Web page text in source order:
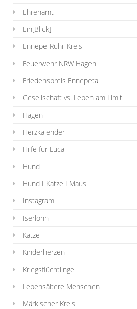
Ehrenamt
Ein[Blick]
Ennepe-Ruhr-Kreis
Feuerwehr NRW Hagen
Friedenspreis Ennepetal
Gesellschaft vs. Leben am Limit
Hagen
Herzkalender
Hilfe für Luca
Hund
Hund I Katze I Maus
Instagram
Iserlohn
Katze
Kinderherzen
Kriegsflüchtlinge
Lebensältere Menschen
Märkischer Kreis